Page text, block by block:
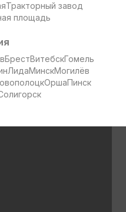
Тракторный завод
площадь
БрестВитебскГомель
ЛидаМинскМогилёв
ОршаПинск